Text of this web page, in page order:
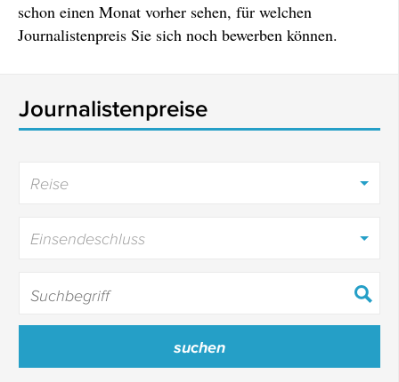
schon einen Monat vorher sehen, für welchen
Journalistenpreis Sie sich noch bewerben können.
Journalistenpreise
Reise
Einsendeschluss